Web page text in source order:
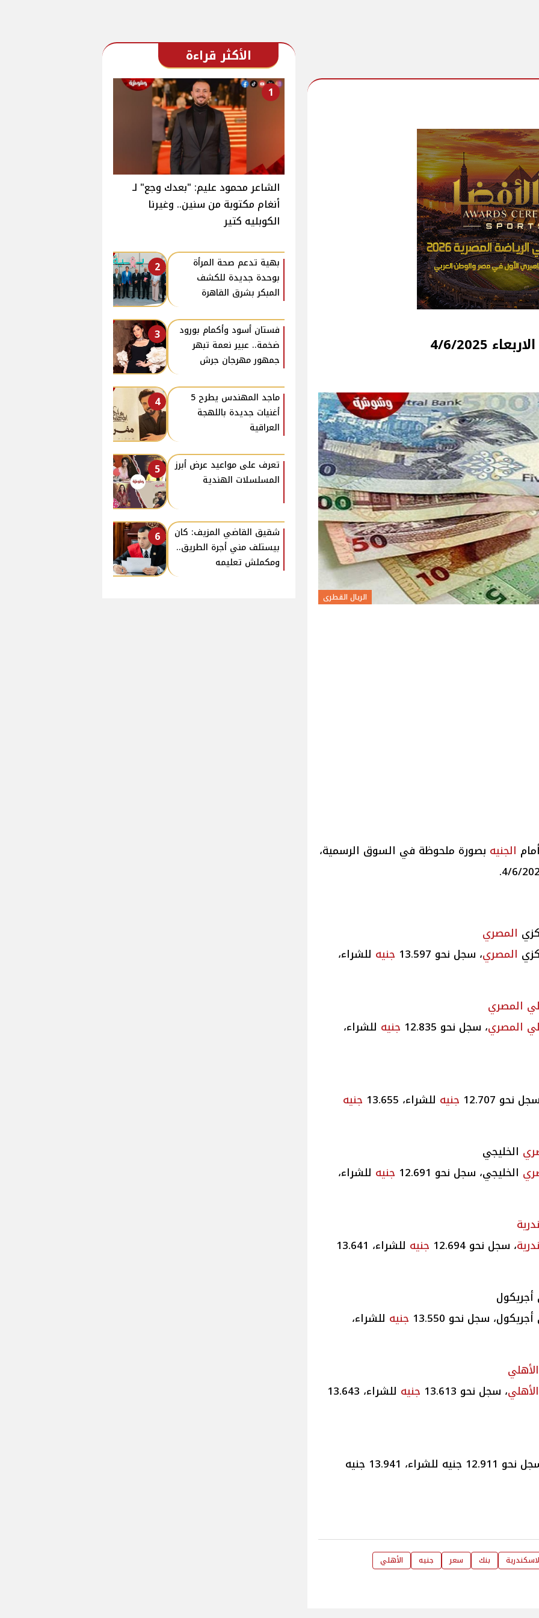
4/6/2025
الريال القطرى
الجنيه بصورة ملحوظة في السوق الرسمية،
المصري
المصري، سجل نحو 13.597 جنيه للشراء،
المصري
المصري، سجل نحو 12.835 جنيه للشراء،
نحو 12.707 جنيه للشراء، 13.655 جنيه
الخليجي
الخليجي، سجل نحو 12.691 جنيه للشراء،
، سجل نحو 12.694 جنيه للشراء، 13.641
سجل نحو 13.550
جنيه للشراء،
، سجل نحو 13.613 جنيه للشراء، 13.643
سعر الريال القطري في ميد بنك، سجل نحو 12.911 جنيه للشراء، 13.941 جنيه
بنك سعر جنيه الأهلي
الأكثر قراءة
1
الشاعر محمود عليم: "بعدك وجع" لـ
أنغام مكتوبة من سنين.. وغيرنا
الكوبليه كتير
2
بهية تدعم صحة المرأة
بوحدة جديدة للكشف
المبكر بشرق القاهرة
3
فستان أسود وأكمام بورود
ضخمة.. عبير نعمة تبهر
جمهور مهرجان جرش
4
ماجد المهندس يطرح 5
أغنيات جديدة باللهجة
العراقية
5
تعرف على مواعيد عرض أبرز
المسلسلات الهندية
6
شقيق القاضي المزيف: كان
بيستلف مني أجرة الطريق..
ومكملش تعليمه